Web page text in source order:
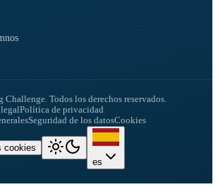
Challenge. Todos los derechos reservados.
Política de privacidad
Seguridad de los datosCookies
cookies
es